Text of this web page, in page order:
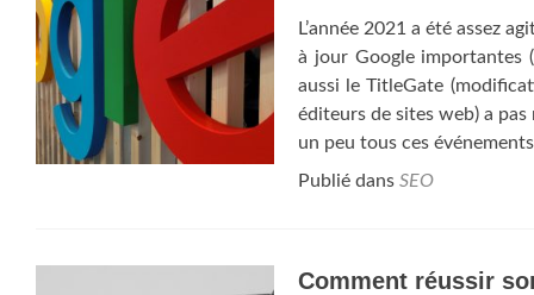
L’année 2021 a été assez
à jour Google importantes
aussi le TitleGate
éditeurs de sites web) a
un peu tous ces
Publié dans SEO
Comment réussir